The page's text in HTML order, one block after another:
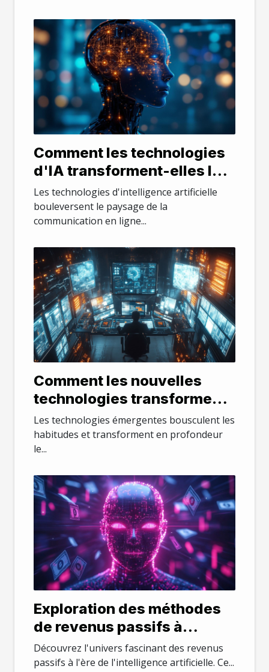
Comment les technologies
d'IA transforment-elles la
communication en ligne ?
Les technologies d'intelligence artificielle
bouleversent le paysage de la
communication en ligne...
Comment les nouvelles
technologies transforment-
elles les PME ?
Les technologies émergentes bousculent les
habitudes et transforment en profondeur
le...
Exploration des méthodes
de revenus passifs à
travers l'intelligence
artificielle
Découvrez l'univers fascinant des revenus
passifs à l'ère de l'intelligence artificielle. Ce...